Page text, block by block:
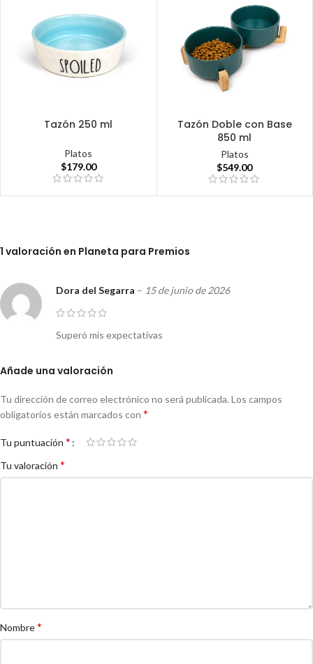
Tazón 250 ml
Platos
$179.00
Tazón Doble con Base
850 ml
Platos
$549.00
1 valoración en Planeta para Premios
Dora del Segarra – 15 de junio de 2026
Superó mis expectativas
Añade una valoración
Tu dirección de correo electrónico no será publicada. Los campos
obligatorios están marcados con *
Tu puntuación *
Tu valoración *
Nombre*